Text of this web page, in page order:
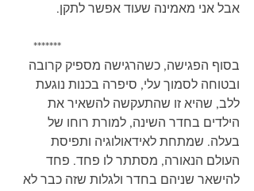
אבל אני מאמינה שעוד אפשר לתקן.
      *******
בסוף הפגישה, כשהרגישה מספיק קרובה
ובטוחה לסמוך עלי, סיפרה בכנות נוגעת
ללב, שהיא זו שהתעקשה להשאיר את
הילדים בחדר השינה, למורת רוחו של
בעלה. שמתחת לאידאולוגיה ותפיסת
העולם הנאורה, מסתתר לו פחד. פחד
להישאר שניהם בחדר ולגלות שזה כבר לא